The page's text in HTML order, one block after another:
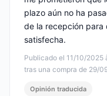
Publicado el 11/10/2025
tras una compra de 29/
plazo aún no ha
de la recepción
satisfecha.
Opinión traducida